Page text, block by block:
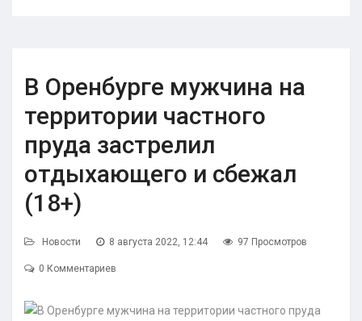
В Оренбурге мужчина на
территории частного
пруда застрелил
отдыхающего и сбежал
(18+)
Новости 8 августа 2022, 12:44 97 Просмотров
0 Комментариев